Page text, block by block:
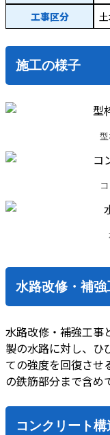
工事区分
施工の様子
水路改修・補
水路改修・補強工事
製の水路に対し、ひ
ての強度を回復させ
の鉄筋部分まで含め
コンクリート